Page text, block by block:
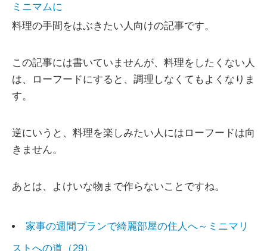
ミニマムに
料理の手間をはぶきたい人向けの記事です。
この記事には書いていませんが、料理をしたくない人
は、ローフードにすると、調理しなくてもよくなりま
す。
逆にいうと、料理を楽しみたい人にはローフードは向
きません。
あとは、よけいな物まで作らないことですね。
家事の週間プランで綺麗部屋の住人へ～ミニマリ
ストへの道（29）